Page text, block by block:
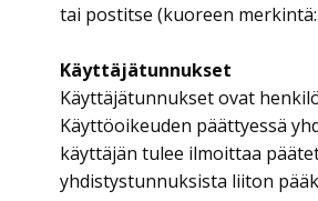
tai postitse (kuoreen merkintä:
Käyttäjätunnukset
Käyttäjätunnukset ovat
Käyttöoikeuden päättyessä
käyttäjän tulee ilmoittaa
yhdistystunnuksista liiton